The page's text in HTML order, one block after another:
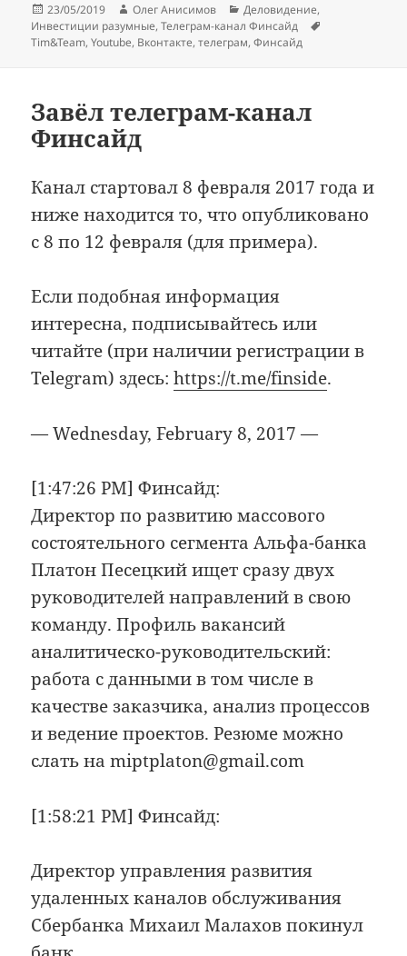
Опубликовано
23/05/2019 Автор
Олег Анисимов Рубрики
Деловидение,
Инвестиции разумные,Телеграм-канал Финсайд
Tim&Team,Youtube, Вконтакте,телеграм,Финсайд
Завёл телеграм-канал
Финсайд
Канал стартовал 8 февраля 2017 года и
ниже находится то, что опубликовано
с 8 по 12 февраля (для примера).
Если подобная информация
интересна, подписывайтесь или
читайте (при наличии регистрации в
Telegram) здесь:https://t.me/finside.
— Wednesday, February 8, 2017 —
[1:47:26 PM] Финсайд:
Директор по развитию массового
состоятельного сегмента Альфа-банка
Платон Песецкий ищет сразу двух
руководителей направлений в свою
команду. Профиль вакансий
аналитическо-руководительский:
работа с данными в том числе в
качестве заказчика, анализ процессов
и ведение проектов. Резюме можно
слать на miptplaton@gmail.com
[1:58:21 PM] Финсайд:
Директор управления развития
удаленных каналов обслуживания
Сбербанка Михаил Малахов покинул